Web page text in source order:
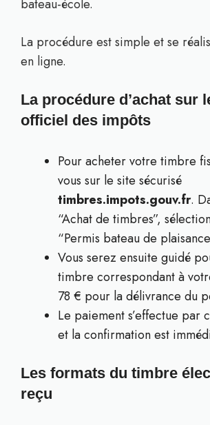
bateau-école.
La procédure est simple et se
en ligne.
La procédure d’achat sur
officiel des impôts
Pour acheter votre timbre
vous sur le site sécurisé
timbres.impots.gouv.fr.
“Achat de timbres”,
“Permis bateau de
Vous serez ensuite guidé
timbre correspondant à
78 € pour la délivrance du
Le paiement s’effectue par
et la confirmation est
Les formats du timbre
reçu